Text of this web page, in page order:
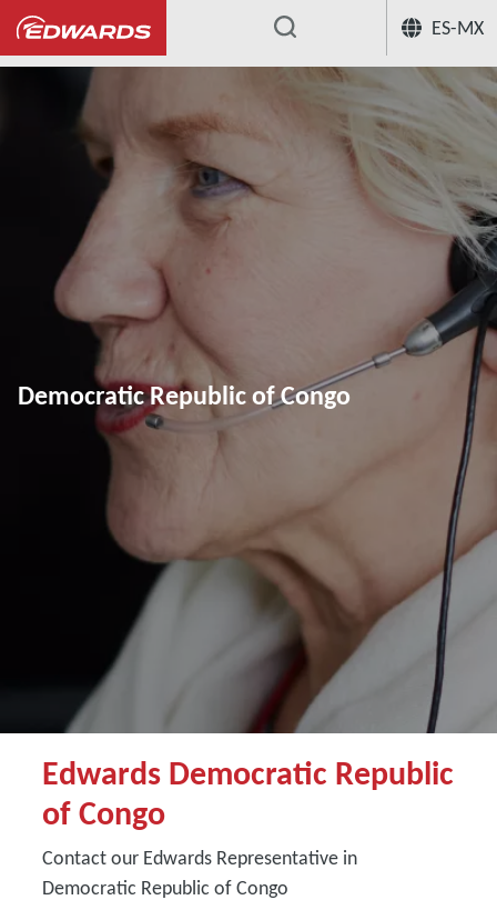
ES-MX
...
Democratic Republic of Congo
Edwards Democratic Republic
of Congo
Contact our Edwards Representative in
Democratic Republic of Congo